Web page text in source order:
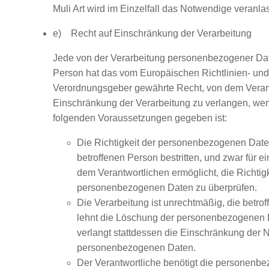
Muli Art wird im Einzelfall das Notwendige
e) Recht auf Einschränkung der Verarbeitung
Jede von der Verarbeitung personenbezogener
Person hat das vom Europäischen Richtlinien- und
Verordnungsgeber gewährte Recht, von dem
Einschränkung der Verarbeitung zu verlangen,
folgenden Voraussetzungen gegeben ist:
Die Richtigkeit der personenbezogenen
betroffenen Person bestritten, und zwar für
dem Verantwortlichen ermöglicht, die
personenbezogenen Daten zu überprüfen.
Die Verarbeitung ist unrechtmäßig, die
lehnt die Löschung der personenbezogenen
verlangt stattdessen die Einschränkung der
personenbezogenen Daten.
Der Verantwortliche benötigt die